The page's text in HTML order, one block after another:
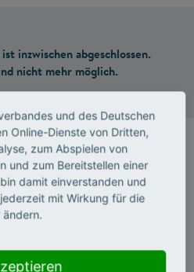
inzwischen abgeschlossen.
nicht mehr möglich.
sich die Jury an den folgenden
und des Deutschen
Online-Dienste von Dritten,
zum Abspielen von
und zum Bereitstellen einer
damit einverstanden und
mit Wirkung für die